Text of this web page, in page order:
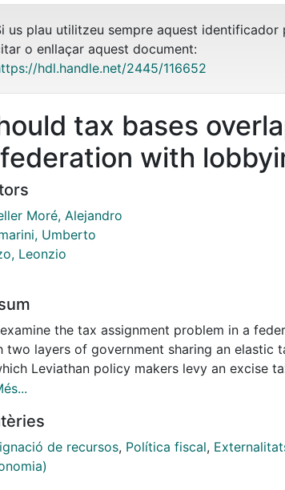
us plau utilitzeu sempre aquest identificador
o enllaçar aquest document:
hdl.handle.net/2445/116652
tax bases
with
Moré, Alejandro
Umberto
Leonzio
the tax assignment problem in a
two layers of government sharing an elastic
Leviathan policy makers levy an excise
competitive market and producers
makers, we find that taxation by both
might be optimal, provided that the
good is highly concentrated; otherwise,
de recursos, Política fiscal,